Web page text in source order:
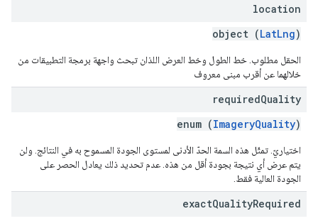
location
object (LatLng)
الحقل مطلوب. خط الطول وخط العرض اللذان تبحث واجهة برمجة التطبيقات من
خلالهما عن أقرب مبنى معروف
requiredQuality
enum (ImageryQuality)
اختياريّ. تمثّل هذه السمة الحدّ الأدنى لمستوى الجودة المسموح به في النتائج. ولن
يتم عرض أي نتيجة بجودة أقل من هذه. عدم تحديد ذلك يعادل الحصر على
الجودة العالية فقط.
exactQualityRequired